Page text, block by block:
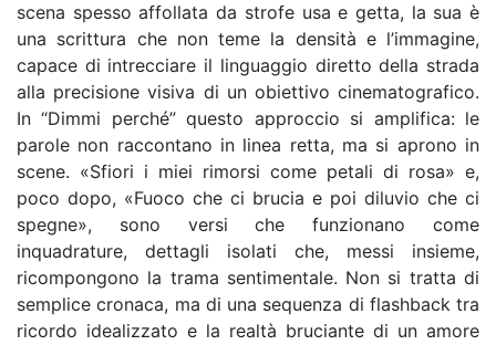
scena spesso affollata da strofe usa e getta, la sua è
una scrittura che non teme la densità e l’immagine,
capace di intrecciare il linguaggio diretto della strada
alla precisione visiva di un obiettivo cinematografico.
In “Dimmi perché” questo approccio si amplifica: le
parole non raccontano in linea retta, ma si aprono in
scene. «Sfiori i miei rimorsi come petali di rosa» e,
poco dopo, «Fuoco che ci brucia e poi diluvio che ci
spegne», sono versi che funzionano come
inquadrature, dettagli isolati che, messi insieme,
ricompongono la trama sentimentale. Non si tratta di
semplice cronaca, ma di una sequenza di flashback tra
ricordo idealizzato e la realtà bruciante di un amore